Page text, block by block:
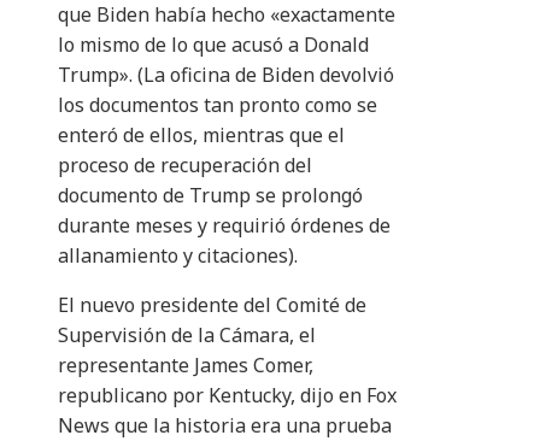
que Biden había hecho «exactamente
lo mismo de lo que acusó a Donald
Trump». (La oficina de Biden devolvió
los documentos tan pronto como se
enteró de ellos, mientras que el
proceso de recuperación del
documento de Trump se prolongó
durante meses y requirió órdenes de
allanamiento y citaciones).
El nuevo presidente del Comité de
Supervisión de la Cámara, el
representante James Comer,
republicano por Kentucky, dijo en Fox
News que la historia era una prueba